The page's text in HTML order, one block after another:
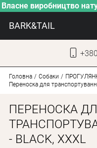
Власне виробництво
BARK&TAIL
Головна Собаки
Переноска для
ПЕРЕНОСКА
- BLACK, XXXL